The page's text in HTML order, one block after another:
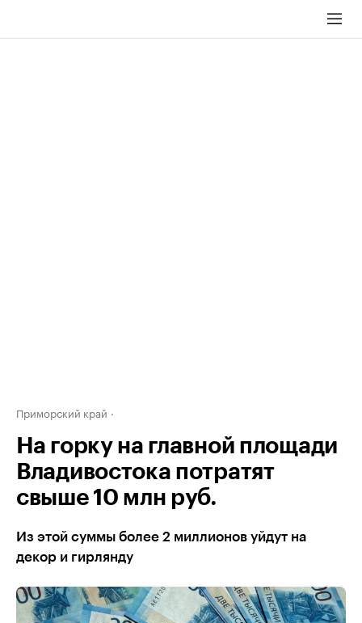
Приморский край
На горку на главной площади
Владивостока потратят
свыше 10 млн руб.
Из этой суммы более 2 миллионов уйдут на
декор и гирлянду